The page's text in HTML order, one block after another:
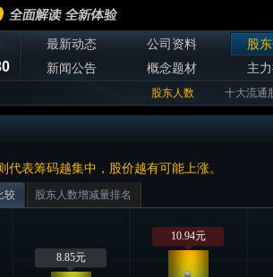
最新动态 公司资料
股
新闻公告
概念题材 主
股东人数 十大流通
代表筹码越集中，股价越有可能上涨。
较
股东人数增减量排名
8.85元
10.94元